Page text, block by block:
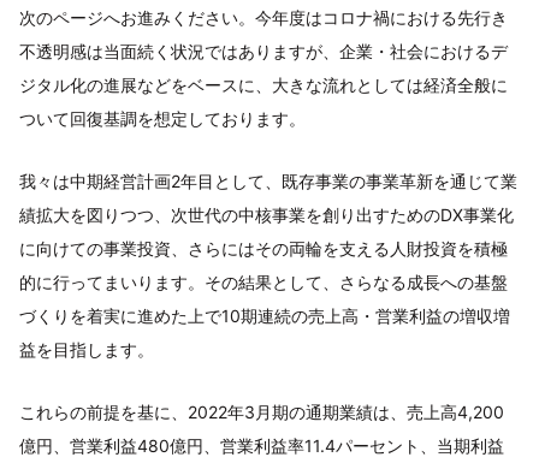
次のページへお進みください。今年度はコロナ禍における先行き
不透明感は当面続く状況ではありますが、企業・社会におけるデ
ジタル化の進展などをベースに、大きな流れとしては経済全般に
ついて回復基調を想定しております。
我々は中期経営計画2年目として、既存事業の事業革新を通じて業
績拡大を図りつつ、次世代の中核事業を創り出すためのDX事業化
に向けての事業投資、さらにはその両輪を支える人財投資を積極
的に行ってまいります。その結果として、さらなる成長への基盤
づくりを着実に進めた上で10期連続の売上高・営業利益の増収増
益を目指します。
これらの前提を基に、2022年3月期の通期業績は、売上高4,200
億円、営業利益480億円、営業利益率11.4パーセント、当期利益